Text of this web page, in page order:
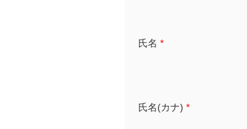
氏名 *
氏名(カナ) *